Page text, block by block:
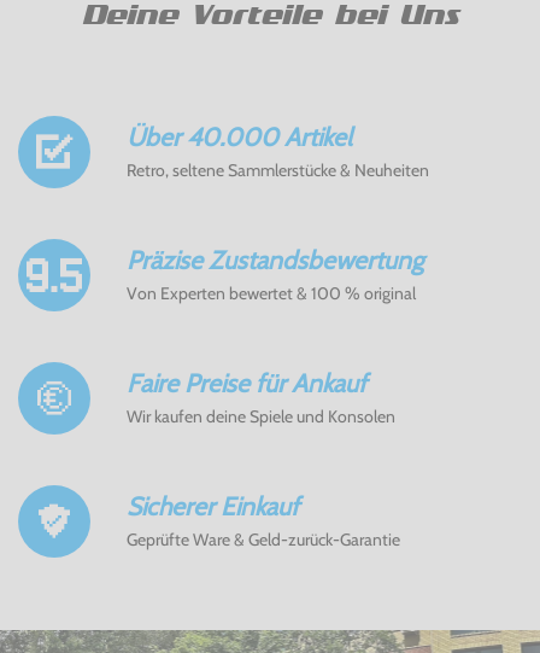
Deine Vorteile bei Uns
Über 40.000 Artikel
Retro, seltene Sammlerstücke & Neuheiten
Präzise Zustandsbewertung
Von Experten bewertet & 100 % original
Faire Preise für Ankauf
Wir kaufen deine Spiele und Konsolen
Sicherer Einkauf
Geprüfte Ware & Geld-zurück-Garantie